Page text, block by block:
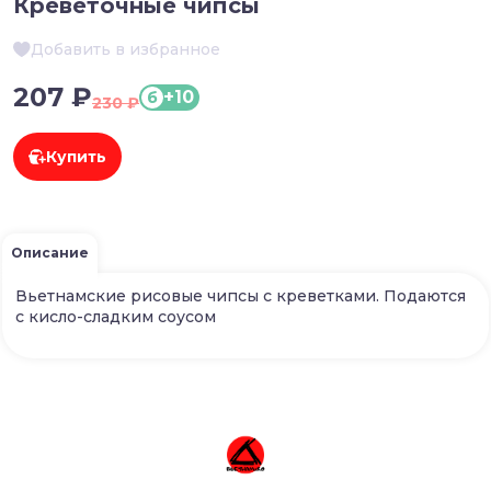
Креветочные чипсы
Добавить в избранное
207 ₽230 ₽ б +10
Купить
Описание
Вьетнамские рисовые чипсы с креветками. Подаются
с кисло-сладким соусом